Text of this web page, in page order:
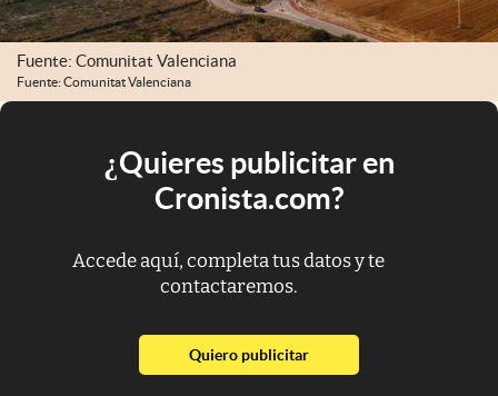
Fuente: Comunitat Valenciana
Fuente: Comunitat Valenciana
¿Quieres publicitar en
Cronista.com?
Accede aquí, completa tus datos y te
contactaremos.
Quiero publicitarabre en nueva pestaña